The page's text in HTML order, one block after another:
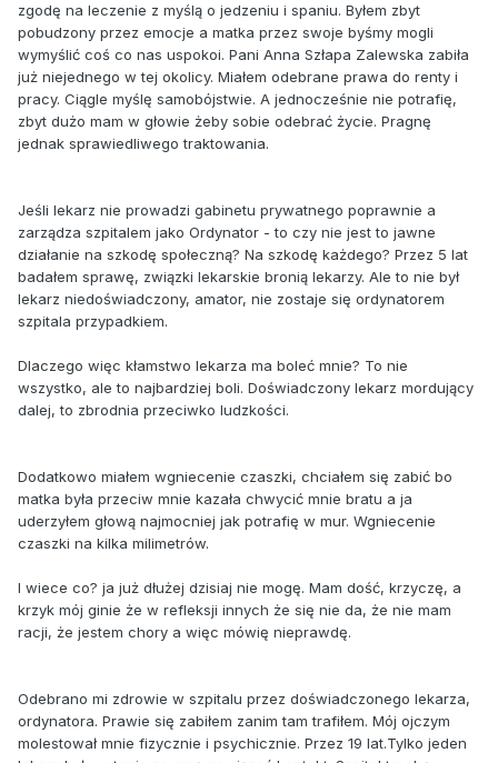
zgodę na leczenie z myślą o jedzeniu i spaniu. Byłem zbyt
pobudzony przez emocje a matka przez swoje byśmy mogli
wymyślić coś co nas uspokoi. Pani Anna Szłapa Zalewska zabiła
już niejednego w tej okolicy. Miałem odebrane prawa do renty i
pracy. Ciągle myślę samobójstwie. A jednocześnie nie potrafię,
zbyt dużo mam w głowie żeby sobie odebrać życie. Pragnę
jednak sprawiedliwego traktowania.
Jeśli lekarz nie prowadzi gabinetu prywatnego poprawnie a
zarządza szpitalem jako Ordynator - to czy nie jest to jawne
działanie na szkodę społeczną? Na szkodę każdego? Przez 5 lat
badałem sprawę, związki lekarskie bronią lekarzy. Ale to nie był
lekarz niedoświadczony, amator, nie zostaje się ordynatorem
szpitala przypadkiem.
Dlaczego więc kłamstwo lekarza ma boleć mnie? To nie
wszystko, ale to najbardziej boli. Doświadczony lekarz mordujący
dalej, to zbrodnia przeciwko ludzkości.
Dodatkowo miałem wgniecenie czaszki, chciałem się zabić bo
matka była przeciw mnie kazała chwycić mnie bratu a ja
uderzyłem głową najmocniej jak potrafię w mur. Wgniecenie
czaszki na kilka milimetrów.
I wiece co? ja już dłużej dzisiaj nie mogę. Mam dość, krzyczę, a
krzyk mój ginie że w refleksji innych że się nie da, że nie mam
racji, że jestem chory a więc mówię nieprawdę.
Odebrano mi zdrowie w szpitalu przez doświadczonego lekarza,
ordynatora. Prawie się zabiłem zanim tam trafiłem. Mój ojczym
molestował mnie fizycznie i psychicznie. Przez 19 lat.Tylko jeden